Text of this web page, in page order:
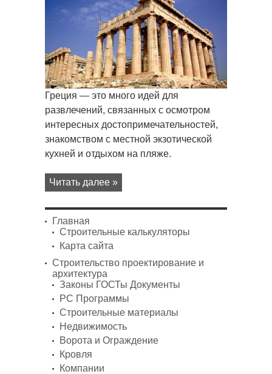
Горящие
туры
в
Грецию
из
Киева
Греция — это много идей для
развлечений, связанных с осмотром
интересных достопримечательностей,
знакомством с местной экзотической
кухней и отдыхом на пляже.
Читать далее »
Главная
Строительные калькуляторы
Карта сайта
Строительство проектирование и
архитектура
Законы ГОСТы Документы
PC Программы
Строительные материалы
Недвижимость
Ворота и Ограждение
Кровля
Компании